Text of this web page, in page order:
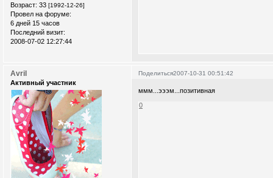
Возраст: 33 [1992-12-26]
Провел на форуме:
6 дней 15 часов
Последний визит:
2008-07-02 12:27:44
Поделиться2007-10-31 00:51:42
Avril
Активный участник
ммм...эээм...позитивная
0